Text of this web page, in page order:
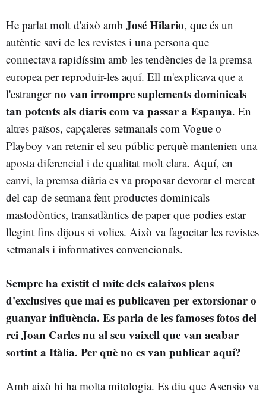
He parlat molt d'això amb José Hilario, que és un
autèntic savi de les revistes i una persona que
connectava rapidíssim amb les tendències de la premsa
europea per reproduir-les aquí. Ell m'explicava que a
l'estrangerno van irrompre suplements dominicals
tan potents als diaris com va passar a Espanya. En
altres països, capçaleres setmanals com Vogue o
Playboy van retenir el seu públic perquè mantenien una
aposta diferencial i de qualitat molt clara. Aquí, en
canvi, la premsa diària es va proposar devorar el mercat
del cap de setmana fent productes dominicals
mastodòntics, transatlàntics de paper que podies estar
llegint fins dijous si volies. Això va fagocitar les revistes
setmanals i informatives convencionals.
Sempre ha existit el mite dels calaixos plens
d'exclusives que mai es publicaven per extorsionar o
guanyar influència. Es parla de les famoses fotos del
rei Joan Carles nu al seu vaixell que van acabar
sortint a Itàlia. Per què no es van publicar aquí?
Amb això hi ha molta mitologia. Es diu que Asensio va